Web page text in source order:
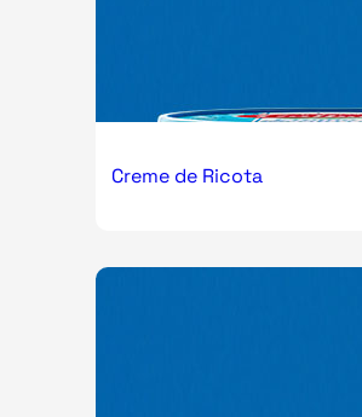
Creme de Ricota